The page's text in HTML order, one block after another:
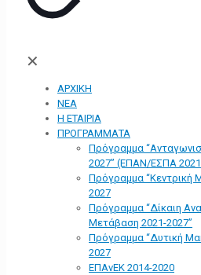
✕
ΑΡΧΙΚΗ
ΝΕΑ
Η ΕΤΑΙΡΙΑ
ΠΡΟΓΡΑΜΜΑΤΑ
Πρόγραμμα
2027” (ΕΠΑΝ/ΕΣΠΑ
Πρόγραμμα “Κεντρική
2027
Πρόγραμμα “Δίκαιη
Μετάβαση 2021-2027”
Πρόγραμμα “Δυτική
2027
ΕΠΑνΕΚ 2014-2020